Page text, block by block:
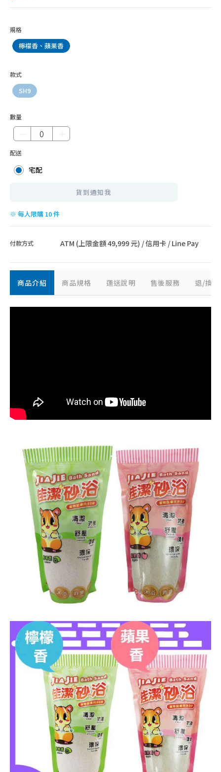
寵
物規格
檸檬香、蘋果香
款式
SH9
數量
配送
宅配
貨到通知我
※ 每人限購 10 件
付款方式 ATM (上限金額 49,999 元) / 信用卡 / Line Pay
商品介紹 商品規格 運送說明 售後服務 退/換